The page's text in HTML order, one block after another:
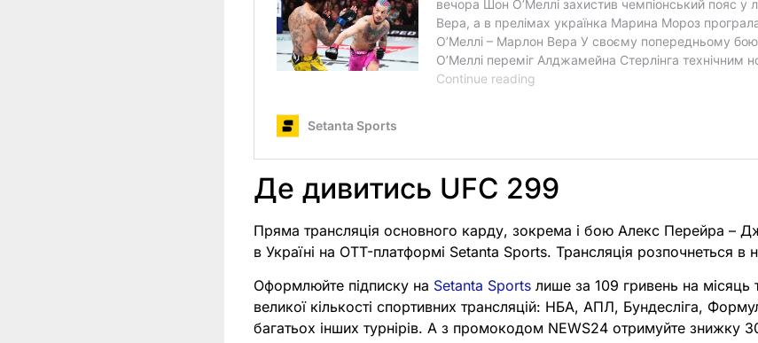
Де дивитись UFC 299
Пряма трансляція основного карду, зокрема і бою Алекс Перейра –
в Україні на OTT-платформі Setanta Sports. Трансляція розпочнеться в
Оформлюйте підписку на Setanta Sports лише за 109 гривень на місяць
великої кількості спортивних трансляцій: НБА, АПЛ, Бундесліга,
багатьох інших турнірів. А з промокодом NEWS24 отримуйте знижку